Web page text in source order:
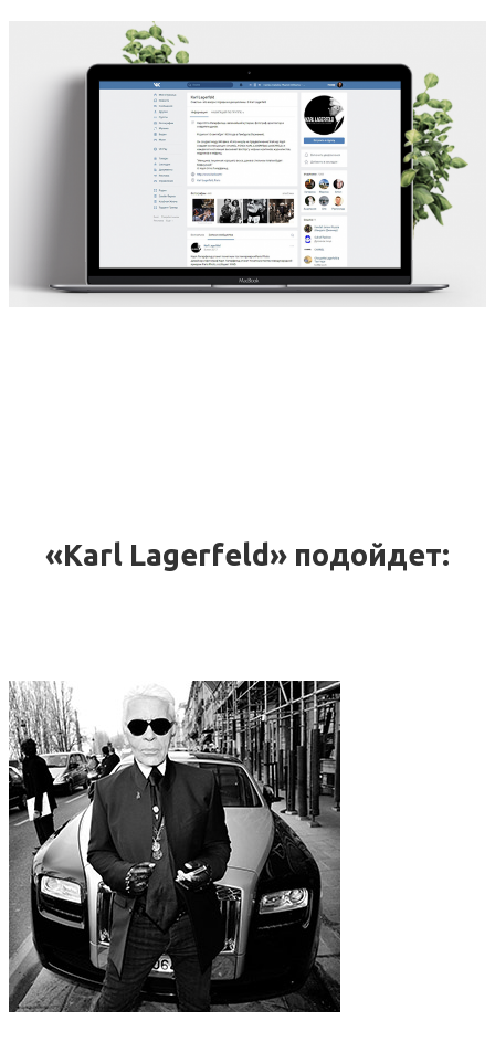
«Karl Lagerfeld» подойдет: